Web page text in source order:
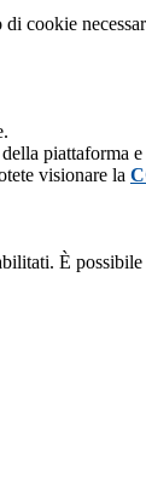
cookie
piattaforma
visionare la
È